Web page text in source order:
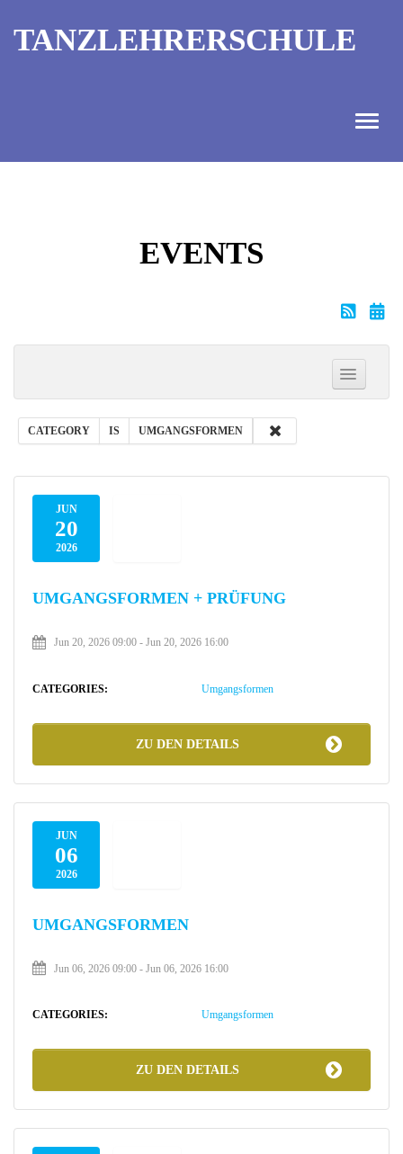
TANZLEHRERSCHULE
EVENTS
CATEGORY IS UMGANGSFORMEN
JUN
20
2026
UMGANGSFORMEN + PRÜFUNG
Jun 20, 2026 09:00 - Jun 20, 2026 16:00
CATEGORIES: Umgangsformen
ZU DEN DETAILS
JUN
06
2026
UMGANGSFORMEN
Jun 06, 2026 09:00 - Jun 06, 2026 16:00
CATEGORIES: Umgangsformen
ZU DEN DETAILS